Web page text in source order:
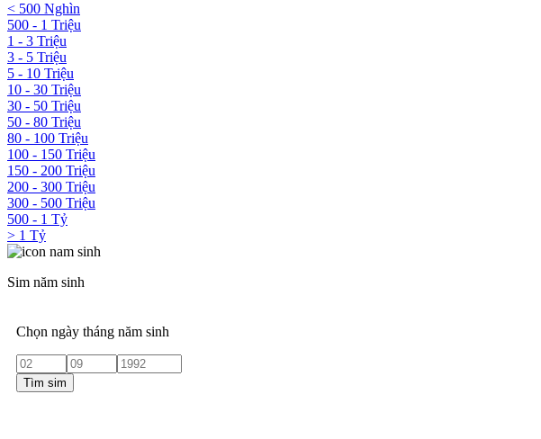
< 500 Nghìn
500 - 1 Triệu
1 - 3 Triệu
3 - 5 Triệu
5 - 10 Triệu
10 - 30 Triệu
30 - 50 Triệu
50 - 80 Triệu
80 - 100 Triệu
100 - 150 Triệu
150 - 200 Triệu
200 - 300 Triệu
300 - 500 Triệu
500 - 1 Tỷ
> 1 Tỷ
Sim năm sinh
Chọn ngày tháng năm sinh
Tìm sim